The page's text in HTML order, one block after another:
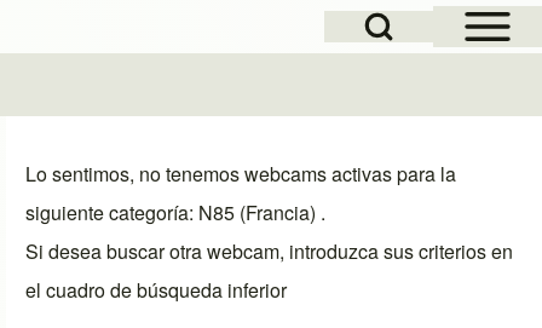
Open Sidebar
Open Search Block
Lo sentimos, no tenemos webcams activas para la
siguiente categoría: N85 (Francia) .
Si desea buscar otra webcam, introduzca sus criterios en
el cuadro de búsqueda inferior